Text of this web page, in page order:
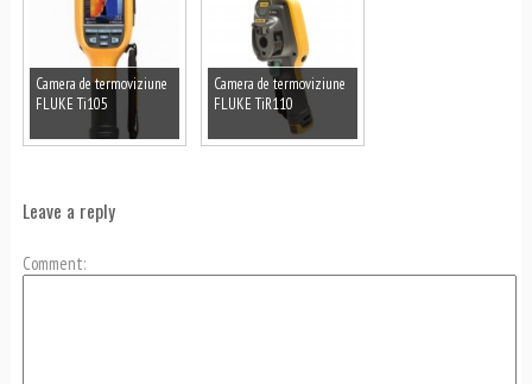
Camera de termoviziune
FLUKE Ti105
Camera de termoviziune
FLUKE TiR110
Leave a reply
Comment